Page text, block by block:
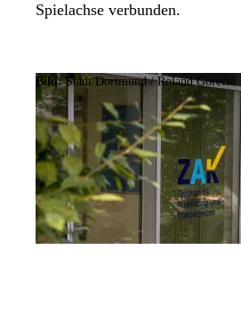
Spielachse verbunden.
Bild:Stadt Dortmund / Roland Gorecki